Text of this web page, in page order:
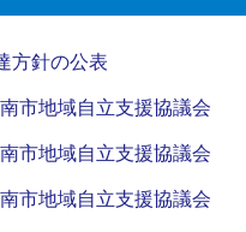
方針の公表
市地域自立支援協議会
市地域自立支援協議会
市地域自立支援協議会